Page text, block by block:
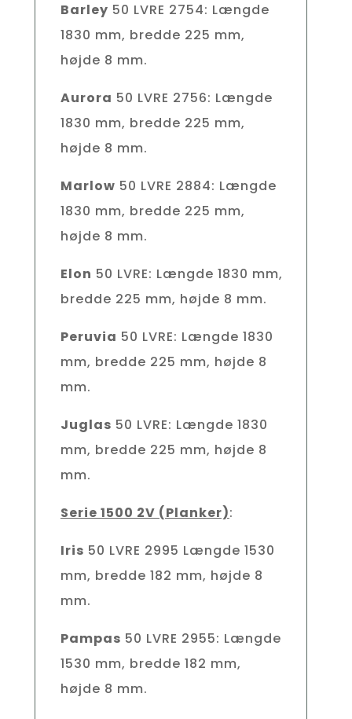
Barley 50 LVRE 2754: Længde
1830 mm, bredde 225 mm,
højde 8 mm.
Aurora 50 LVRE 2756: Længde
1830 mm, bredde 225 mm,
højde 8 mm.
Marlow 50 LVRE 2884: Længde
1830 mm, bredde 225 mm,
højde 8 mm.
Elon 50 LVRE: Længde 1830 mm,
bredde 225 mm, højde 8 mm.
Peruvia 50 LVRE: Længde 1830
mm, bredde 225 mm, højde 8
mm.
Juglas 50 LVRE: Længde 1830
mm, bredde 225 mm, højde 8
mm.
Serie 1500 2V (Planker):
Iris 50 LVRE 2995 Længde 1530
mm, bredde 182 mm, højde 8
mm.
Pampas 50 LVRE 2955: Længde
1530 mm, bredde 182 mm,
højde 8 mm.